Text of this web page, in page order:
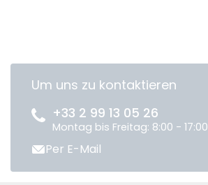
Um uns zu kontaktieren
+33 2 99 13 05 26
Montag bis Freitag: 8:00 - 17:00
Per E-Mail